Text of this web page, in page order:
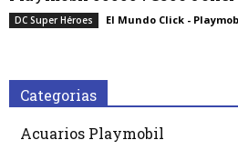
DC Super Héroes El Mundo Click -
Categorias
Acuarios Playmobil